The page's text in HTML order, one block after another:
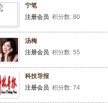
宁笔
注册会员 积分数: 80
汤梅
注册会员 积分数: 55
科技导报
注册会员 积分数: 74